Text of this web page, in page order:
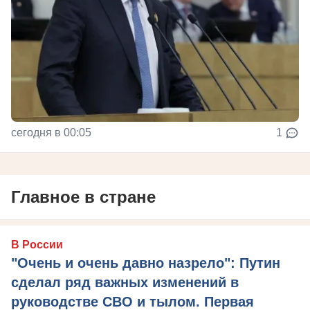
сегодня в 00:05 1
Главное в стране
В России
"Очень и очень давно назрело": Путин
сделал ряд важных изменений в
руководстве СВО и тылом. Первая